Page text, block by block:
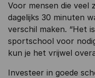
Voor mensen die
dagelijks 30 minuten
verschil maken. “Het
sportschool voor
kun je het vrijwel
Investeer in goede